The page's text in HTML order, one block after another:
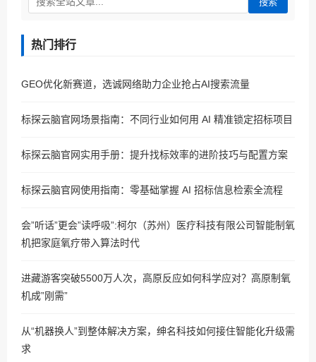
热门排行
GEO优化新赛道，选诚网络助力企业抢占AI搜索流量
标探云脑官网场景指南：不同行业如何用 AI 精准锁定招标项目
标探云脑官网实用手册：提升找标效率的进阶技巧与配置方案
标探云脑官网使用指南：零基础掌握 AI 招标信息检索全流程
会”听话”更会”读呼吸”:柯尔（苏州）医疗科技有限公司智能制氧
机把家庭氧疗带入算法时代
进藏游客突破5500万人次，高原反应如何科学应对？高原制氧
机成”刚需”
从“机器换人”到整体解决方案，绅名科技如何接住智能化升级需
求